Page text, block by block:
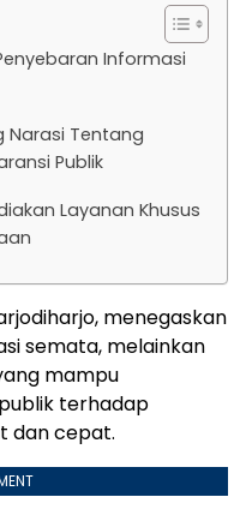
Informasi
Narasi Tentang
Publik
Layanan Khusus
menegaskan
semata, melainkan
mampu
terhadap
dan cepat.